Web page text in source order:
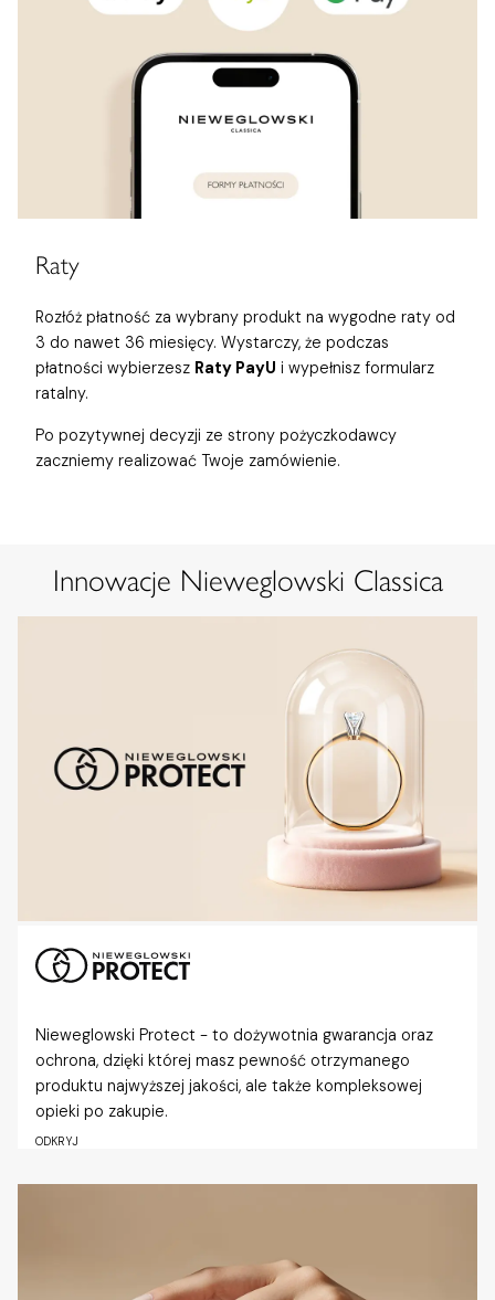
Raty
Rozłóż płatność za wybrany produkt na wygodne raty od
3 do nawet 36 miesięcy. Wystarczy, że podczas
płatności wybierzesz Raty PayU i wypełnisz formularz
ratalny.
Po pozytywnej decyzji ze strony pożyczkodawcy
zaczniemy realizować Twoje zamówienie.
Innowacje Nieweglowski Classica
Nieweglowski Protect - to dożywotnia gwarancja oraz
ochrona, dzięki której masz pewność otrzymanego
produktu najwyższej jakości, ale także kompleksowej
opieki po zakupie.
ODKRYJ